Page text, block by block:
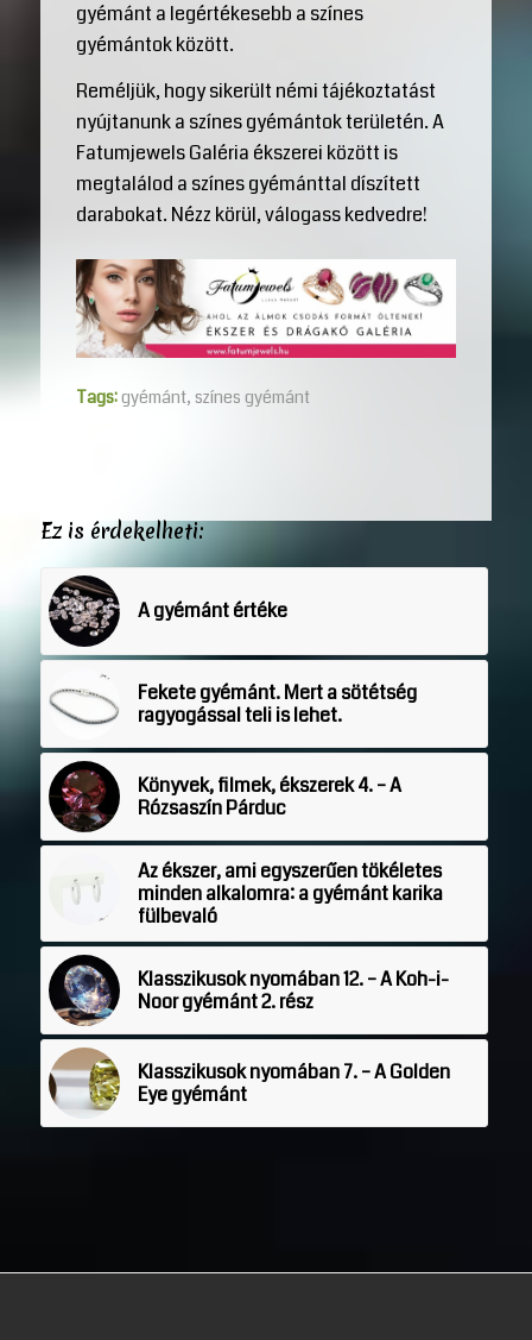
gyémánt a legértékesebb a színes
gyémántok között.
Reméljük, hogy sikerült némi tájékoztatást
nyújtanunk a színes gyémántok területén. A
Fatumjewels Galéria ékszerei között is
megtalálod a színes gyémánttal díszített
darabokat. Nézz körül, válogass kedvedre!
Tags:gyémánt,színes gyémánt
Ez is érdekelheti:
A gyémánt értéke
Fekete gyémánt. Mert a sötétség
ragyogással teli is lehet.
Könyvek, filmek, ékszerek 4. – A
Rózsaszín Párduc
Az ékszer, ami egyszerűen tökéletes
minden alkalomra: a gyémánt karika
fülbevaló
Klasszikusok nyomában 12. – A Koh-i-
Noor gyémánt 2. rész
Klasszikusok nyomában 7. – A Golden
Eye gyémánt